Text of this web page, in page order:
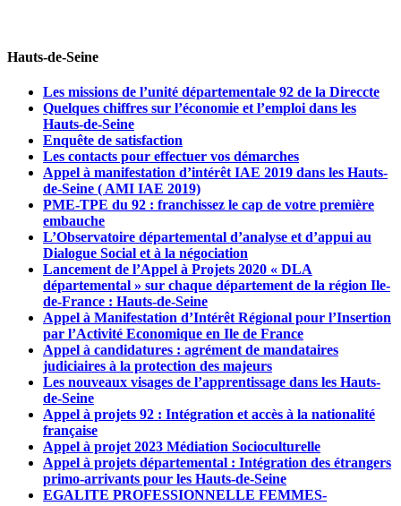
Hauts-de-Seine
Les missions de l’unité départementale 92 de la Direccte
Quelques chiffres sur l’économie et l’emploi dans les
Hauts-de-Seine
Enquête de satisfaction
Les contacts pour effectuer vos démarches
Appel à manifestation d’intérêt IAE 2019 dans les Hauts-
de-Seine ( AMI IAE 2019)
PME-TPE du 92 : franchissez le cap de votre première
embauche
L’Observatoire départemental d’analyse et d’appui au
Dialogue Social et à la négociation
Lancement de l’Appel à Projets 2020 « DLA
départemental » sur chaque département de la région Ile-
de-France : Hauts-de-Seine
Appel à Manifestation d’Intérêt Régional pour l’Insertion
par l’Activité Economique en Ile de France
Appel à candidatures : agrément de mandataires
judiciaires à la protection des majeurs
Les nouveaux visages de l’apprentissage dans les Hauts-
de-Seine
Appel à projets 92 : Intégration et accès à la nationalité
française
Appel à projet 2023 Médiation Socioculturelle
Appel à projets départemental : Intégration des étrangers
primo-arrivants pour les Hauts-de-Seine
EGALITE PROFESSIONNELLE FEMMES-